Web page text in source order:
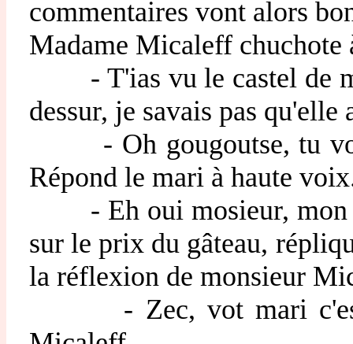
commentaires vont alors
Madame Micaleff
- T'ias vu le castel de
dessur, je savais pas qu'elle
- Oh gougoutse, tu
Répond le mari à haute
- Eh oui mosieur, mon
sur le prix du gâteau,
la réflexion de monsieur
- Zec, vot mari c'est